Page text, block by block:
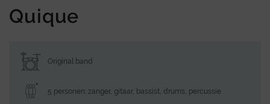
Quique
Original band
5 personen: zanger, gitaar, bassist, drums, percussie